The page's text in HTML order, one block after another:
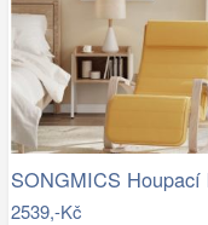
2539,-Kč